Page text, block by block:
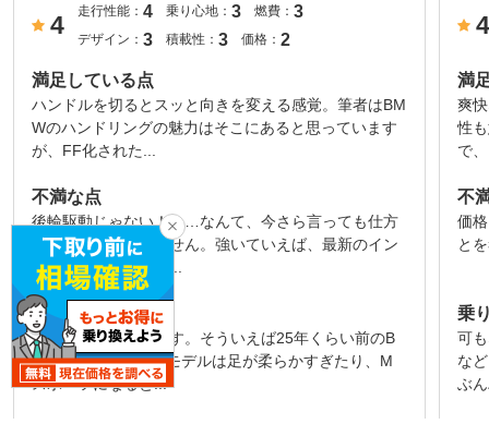
4
走行性能： 4 乗り心地： 3 燃費： 3
デザイン： 3 積載性： 3 価格： 2
満足している点
ハンドルを切るとスッと向きを変える感覚。筆者はBM
Wのハンドリングの魅力はそこにあると思っています
が、FF化された...
不満な点
後輪駆動じゃない！……なんて、今さら言っても仕方
ないですから言いません。強いていえば、最新のイン
フォテイメントがあ...
乗り心地
フツーに悪くないです。そういえば25年くらい前のB
MWって、ノーマルモデルは足が柔らかすぎたり、M
スポーツになると...
満
爽
性
で
不
価
と
乗
可
な
ぶ